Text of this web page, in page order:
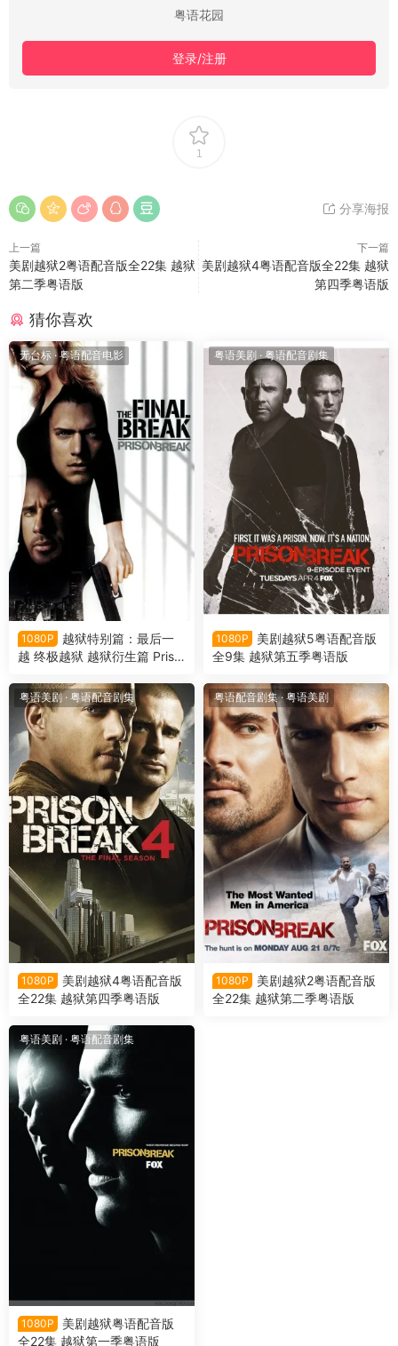
粤语花园
登录/注册
1
分享海报
上一篇
美剧越狱2粤语配音版全22集 越狱
第二季粤语版
下一篇
美剧越狱4粤语配音版全22集 越狱
第四季粤语版
猜你喜欢
无台标 ·粤语配音电影
1080P
越狱特别篇：最后一
越 终极越狱 越狱衍生篇 Priso
语版
粤语美剧 · 粤语配音剧集
1080P
美剧越狱5粤语配音版
全9集 越狱第五季粤语版
粤语美剧· 粤语配音剧集
1080P
美剧越狱4粤语配音版
全22集 越狱第四季粤语版
粤语配音剧集·粤语美剧
1080P
美剧越狱2粤语配音版
全22集 越狱第二季粤语版
粤语美剧 · 粤语配音剧集
1080P
美剧越狱粤语配音版
全22集 越狱第一季粤语版